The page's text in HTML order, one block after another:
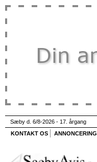
Sæby d. 6/8-2026 - 17. årgang
KONTAKT OS
ANNONCERING